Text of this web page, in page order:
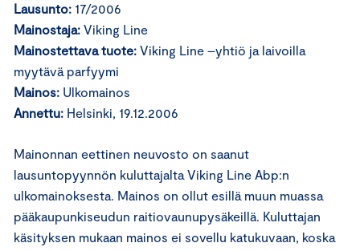
Lausunto: 17/2006
Mainostaja: Viking Line
Mainostettava tuote: Viking Line –yhtiö ja laivoilla
myytävä parfyymi
Mainos: Ulkomainos
Annettu: Helsinki, 19.12.2006
Mainonnan eettinen neuvosto on saanut
lausuntopyynnön kuluttajalta Viking Line Abp:n
ulkomainoksesta. Mainos on ollut esillä muun muassa
pääkaupunkiseudun raitiovaunupysäkeillä. Kuluttajan
käsityksen mukaan mainos ei sovellu katukuvaan, koska